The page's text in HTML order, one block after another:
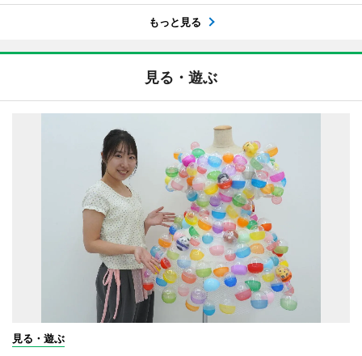
もっと見る
見る・遊ぶ
見る・遊ぶ